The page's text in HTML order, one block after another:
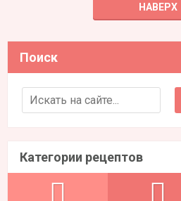
НАВЕРХ
Поиск
Search for:
Категории рецептов